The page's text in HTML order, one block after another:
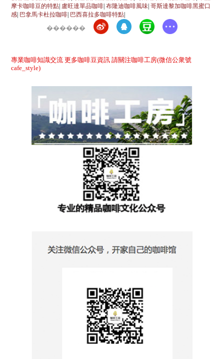
摩卡咖啡豆的特點| 盧旺達單品咖啡|布隆迪咖啡風味|哥斯達黎加咖啡黑蜜口
感| 巴拿馬卡杜拉咖啡| 巴西喜拉多咖啡特點|
������
專業咖啡知識交流 更多咖啡豆資訊 請關注咖啡工房(微信公衆號
cafe_style)